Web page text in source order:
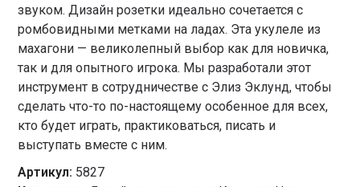
звуком. Дизайн розетки идеально сочетается с
ромбовидными метками на ладах. Эта укулеле из
махагони — великолепный выбор как для новичка,
так и для опытного игрока. Мы разработали этот
инструмент в сотрудничестве с Элиз Эклунд, чтобы
сделать что-то по-настоящему особенное для всех,
кто будет играть, практиковаться, писать и
выступать вместе с ним.
Артикул: 5827